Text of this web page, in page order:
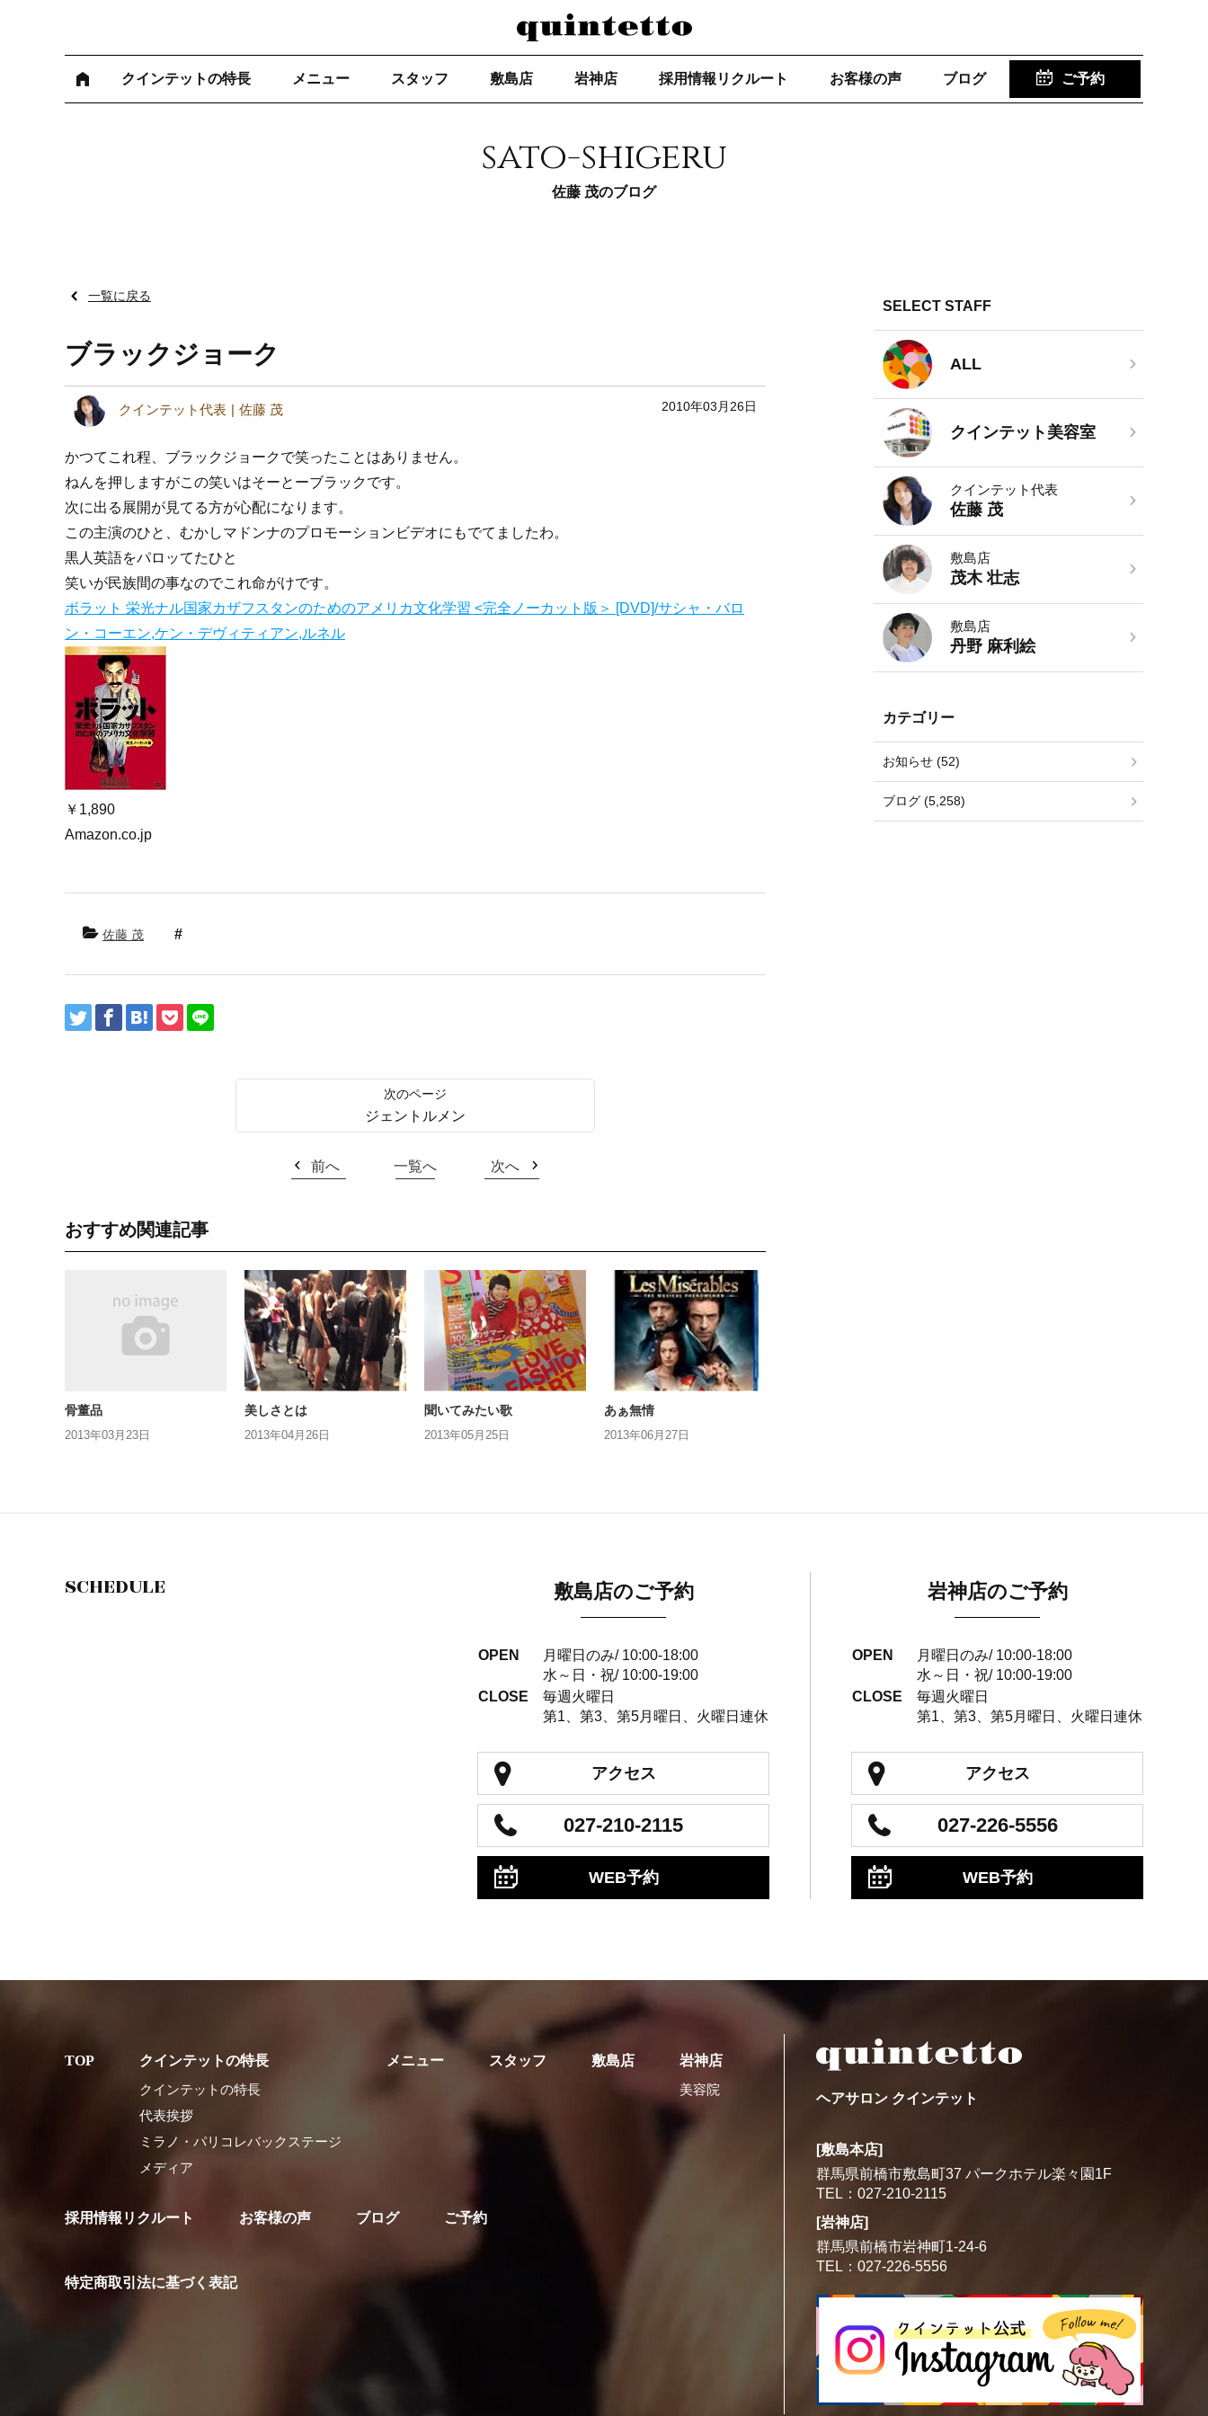
クインテットの特長 メニュー スタッフ 敷島店 岩神店 採用情報リクルート お客様の声 ブログ ご予約
sato-shigeru
佐藤 茂のブログ
一覧に戻る
ブラックジョーク
クインテット代表 佐藤 茂 2010年03月26日
かつてこれ程、ブラックジョークで笑ったことはありません。
ねんを押しますがこの笑いはそーとーブラックです。
次に出る展開が見てる方が心配になります。
この主演のひと、むかしマドンナのプロモーションビデオにもでてましたわ。
黒人英語をパロッてたひと
笑いが民族間の事なのでこれ命がけです。
ボラット 栄光ナル国家カザフスタンのためのアメリカ文化学習 <完全ノーカット版＞ [DVD]/サシャ・バロ
ン・コーエン,ケン・デヴィティアン,ルネル
￥1,890
Amazon.co.jp
佐藤 茂
ジェントルメン
前へ 一覧へ 次へ
おすすめ関連記事
骨董品
2013年03月23日
美しさとは
2013年04月26日
聞いてみたい歌
2013年05月25日
あぁ無情
2013年06月27日
SELECT STAFF
ALL
クインテット美容室
クインテット代表
佐藤 茂
敷島店
茂木 壮志
敷島店
丹野 麻利絵
カテゴリー
お知らせ (52)
ブログ (5,258)
SCHEDULE 敷島店のご予約
OPEN
月曜日のみ/ 10:00-18:00
水～日・祝/ 10:00-19:00
CLOSE
毎週火曜日
第1、第3、第5月曜日、火曜日連休
アクセス
027-210-2115
WEB予約
岩神店のご予約
OPEN
月曜日のみ/ 10:00-18:00
水～日・祝/ 10:00-19:00
CLOSE
毎週火曜日
第1、第3、第5月曜日、火曜日連休
アクセス
027-226-5556
WEB予約
クインテットの特長
クインテットの特長
代表挨拶
ミラノ・パリコレバックステージ
メディア
メニュー スタッフ 敷島店
岩神店
美容院
採用情報リクルート お客様の声 ブログ ご予約
特定商取引法に基づく表記
ヘアサロン クインテット
[敷島本店]
群馬県前橋市敷島町37 パークホテル楽々園1F
TEL：027-210-2115
[岩神店]
群馬県前橋市岩神町1-24-6
TEL：027-226-5556